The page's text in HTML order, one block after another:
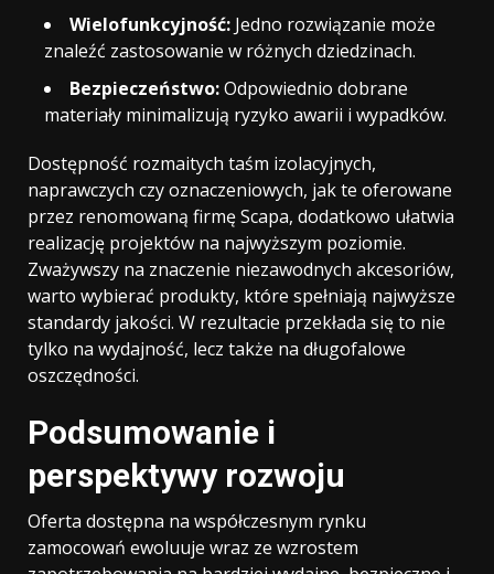
Wielofunkcyjność: Jedno rozwiązanie może
znaleźć zastosowanie w różnych dziedzinach.
Bezpieczeństwo:Odpowiednio dobrane
materiały minimalizują ryzyko awarii i wypadków.
Dostępność rozmaitych taśm izolacyjnych,
naprawczych czy oznaczeniowych, jak te oferowane
przez renomowaną firmę Scapa, dodatkowo ułatwia
realizację projektów na najwyższym poziomie.
Zważywszy na znaczenie niezawodnych akcesoriów,
warto wybierać produkty, które spełniają najwyższe
standardy jakości. W rezultacie przekłada się to nie
tylko na wydajność, lecz także na długofalowe
oszczędności.
Podsumowanie i
perspektywy rozwoju
Oferta dostępna na współczesnym rynku
zamocowań ewoluuje wraz ze wzrostem